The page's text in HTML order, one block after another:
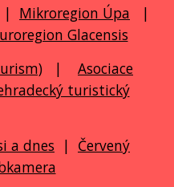
| Mikroregion Úpa |
Glacensis
| Asociace
turistický
a dnes | Červený